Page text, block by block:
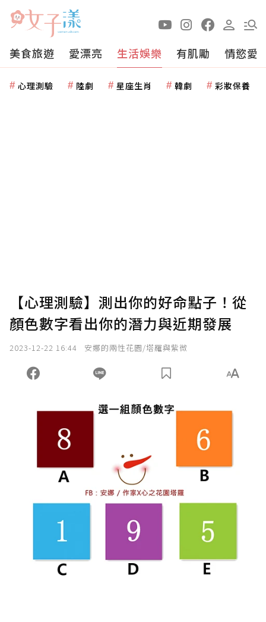
美食旅遊 愛漂亮 生活娛樂 有肌勵 情慾愛
心理測驗 陸劇 星座生肖 韓劇 彩妝保養
【心理測驗】測出你的好命點子！從
顏色數字看出你的潛力與近期發展
2023-12-22 16:44 安娜的兩性花園/塔羅與紫微